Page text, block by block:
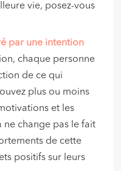
vie, posez-vous
par une intention
chaque personne
de ce qui
plus ou moins
et les
ne change pas le fait
de cette
positifs sur leurs